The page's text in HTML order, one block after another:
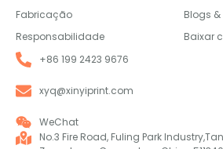
Fabricação
Responsabilidade
Blogs
Baixar
+86 199 2423 9676
xyq@xinyiprint.com
WeChat
No.3 Fire Road, Fuling Park